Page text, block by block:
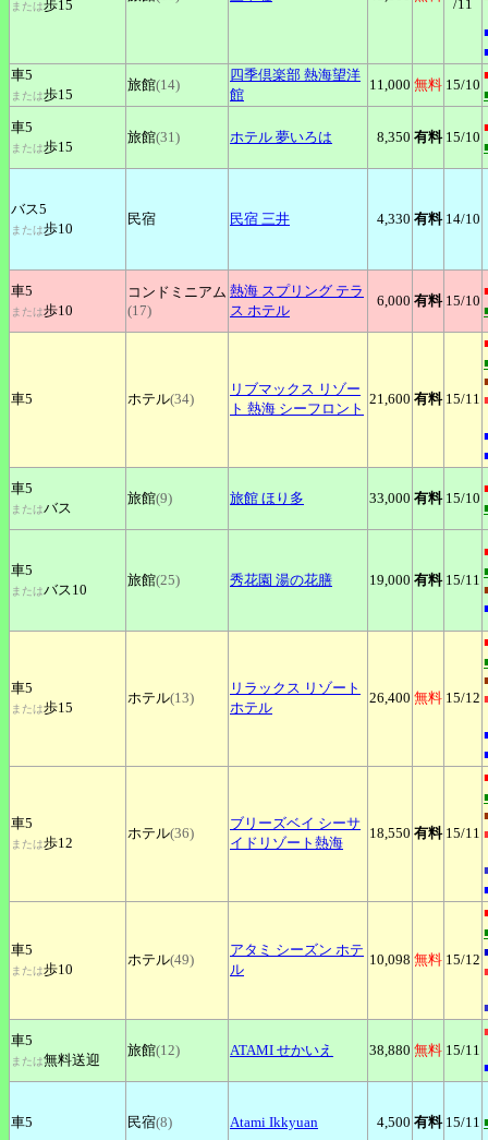
または歩15 /11
車5
または歩15
旅館(14)
四季倶楽部 熱海望洋
館
11,000 無料 15/10
車5
または歩15
旅館(31) ホテル 夢いろは 8,350 有料 15/10
バス5
または歩10
民宿 民宿 三井 4,330 有料 14/10
車5
または歩10
コンドミニアム
(17)
熱海 スプリング テラ
ス ホテル
6,000 有料 15/10
車5 ホテル(34)
リブマックス リゾー
ト 熱海 シーフロント
21,600 有料 15/11
車5
またはバス
旅館(9) 旅館 ほり多 33,000 有料 15/10
車5
またはバス10
旅館(25) 秀花園 湯の花膳 19,000 有料 15/11
車5
または歩15
ホテル(13)
リラックス リゾート
ホテル
26,400 無料 15/12
車5
または歩12
ホテル(36)
ブリーズベイ シーサ
イドリゾート熱海
18,550 有料 15/11
車5
または歩10
ホテル(49)
アタミ シーズン ホテ
ル
10,098 無料 15/12
車5
または無料送迎
旅館(12) ATAMI せかいえ 38,880 無料 15/11
車5 民宿(8) Atami Ikkyuan 4,500 有料 15/11